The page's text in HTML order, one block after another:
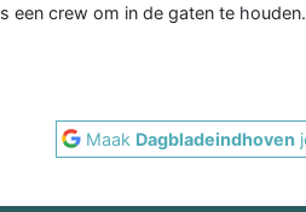
een crew om in de gaten te
Maak Dagbladeindhoven